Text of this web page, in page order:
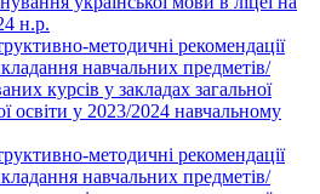
н.р.
методичні рекомендації
навчальних предметів/
курсів у закладах загальної
освіти у 2023/2024 навчальному
методичні рекомендації
навчальних предметів/